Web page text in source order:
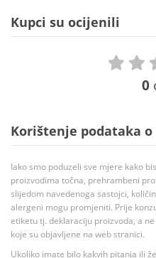
Kupci su ocijenili
0
Korištenje podataka o
Iako smo poduzeli sve mjere kako
proizvodima točna, prehrambeni
slijedom navedenoga sastojci,
alergeni mogu promjeniti. Prije
etiketu tj. deklaraciju proizvoda, a
koje su objavljene na web stranici.
Ukoliko imate bilo kakvih pitanja ili